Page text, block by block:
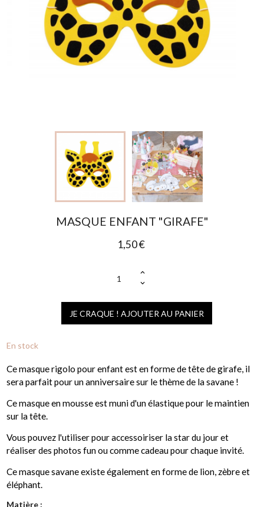
MASQUE ENFANT "GIRAFE"
1,50 €
JE CRAQUE ! AJOUTER AU PANIER
En stock
Ce masque rigolo pour enfant est en forme de tête de girafe, il
sera parfait pour un anniversaire sur le thème de la savane !
Ce masque en mousse est muni d'un élastique pour le maintien
sur la tête.
Vous pouvez l'utiliser pour accessoiriser la star du jour et
réaliser des photos fun ou comme cadeau pour chaque invité.
Ce masque savane existe également en forme de lion, zèbre et
éléphant.
Matière :